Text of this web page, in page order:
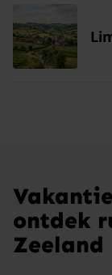
ontdek
Zeeland